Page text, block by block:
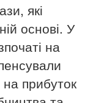
які
основі. У
на
прибуток